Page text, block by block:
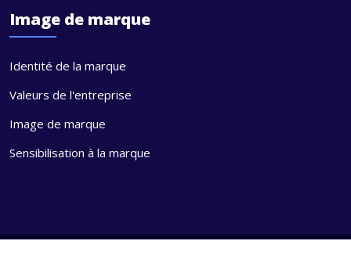
Image de marque
Identité de la marque
Valeurs de l'entreprise
Image de marque
Sensibilisation à la marque